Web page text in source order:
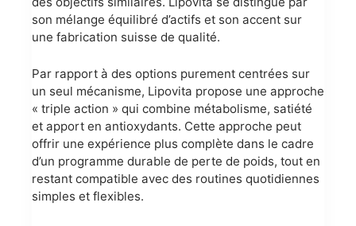
son mélange équilibré d’actifs et son accent sur
une fabrication suisse de qualité.
Par rapport à des options purement centrées sur
un seul mécanisme, Lipovita propose une approche
« triple action » qui combine métabolisme, satiété
et apport en antioxydants. Cette approche peut
offrir une expérience plus complète dans le cadre
d’un programme durable de perte de poids, tout en
restant compatible avec des routines quotidiennes
simples et flexibles.